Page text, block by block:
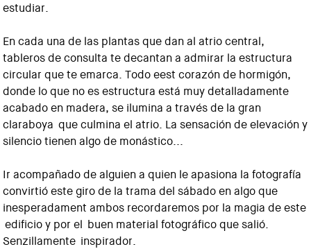
estudiar.
En cada una de las plantas que dan al atrio central,
tableros de consulta te decantan a admirar la estructura
circular que te emarca. Todo eest corazón de hormigón,
donde lo que no es estructura está muy detalladamente
acabado en madera, se ilumina a través de la gran
claraboya que culmina el atrio. La sensación de elevación y
silencio tienen algo de monástico...
Ir acompañado de alguien a quien le apasiona la fotografía
convirtió este giro de la trama del sábado en algo que
inesperadament ambos recordaremos por la magia de este
edificio y por el buen material fotográfico que salió.
Senzillamente inspirador.